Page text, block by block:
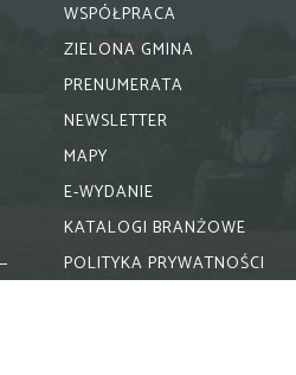
WSPÓŁPRACA
ZIELONA GMINA
PRENUMERATA
NEWSLETTER
MAPY
E-WYDANIE
KATALOGI BRANŻOWE
POLITYKA PRYWATNOŚCI